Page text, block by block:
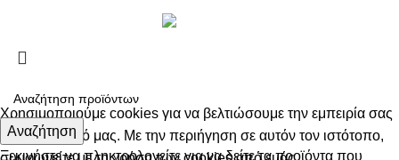
Αναζήτηση
Ξεκινήστε να πληκτρολογείτε για να δείτε τα προϊόντα που
Χρησιμοποιούμε cookies για να βελτιώσουμε την εμπειρία σας
στον ιστότοπό μας. Με την περιήγηση σε αυτόν τον ιστότοπο,